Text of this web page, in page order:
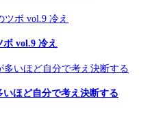
vol.9 冷え
ほど自分で考え決断する